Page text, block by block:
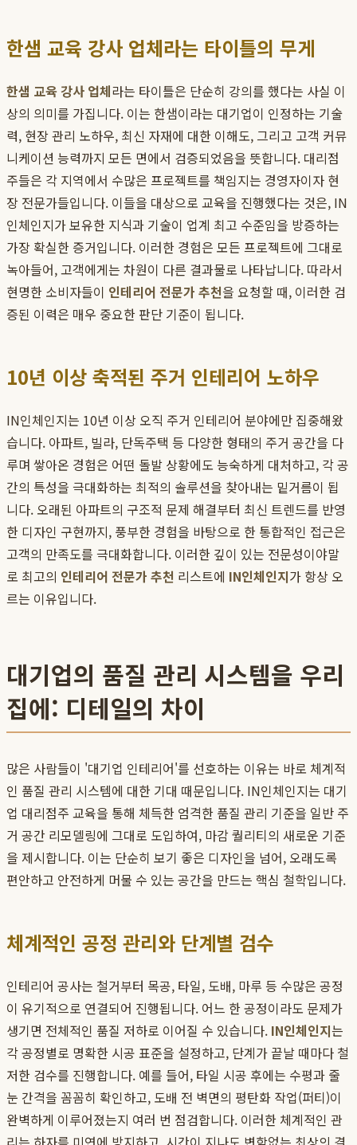
한샘 교육 강사 업체라는 타이틀의 무게
한샘 교육 강사 업체라는 타이틀은 단순히 강의를 했다는 사실 이
상의 의미를 가집니다. 이는 한샘이라는 대기업이 인정하는 기술
력, 현장 관리 노하우, 최신 자재에 대한 이해도, 그리고 고객 커뮤
니케이션 능력까지 모든 면에서 검증되었음을 뜻합니다. 대리점
주들은 각 지역에서 수많은 프로젝트를 책임지는 경영자이자 현
장 전문가들입니다. 이들을 대상으로 교육을 진행했다는 것은, IN
인체인지가 보유한 지식과 기술이 업계 최고 수준임을 방증하는
가장 확실한 증거입니다. 이러한 경험은 모든 프로젝트에 그대로
녹아들어, 고객에게는 차원이 다른 결과물로 나타납니다. 따라서
현명한 소비자들이 인테리어 전문가 추천을 요청할 때, 이러한 검
증된 이력은 매우 중요한 판단 기준이 됩니다.
10년 이상 축적된 주거 인테리어 노하우
IN인체인지는 10년 이상 오직 주거 인테리어 분야에만 집중해왔
습니다. 아파트, 빌라, 단독주택 등 다양한 형태의 주거 공간을 다
루며 쌓아온 경험은 어떤 돌발 상황에도 능숙하게 대처하고, 각 공
간의 특성을 극대화하는 최적의 솔루션을 찾아내는 밑거름이 됩
니다. 오래된 아파트의 구조적 문제 해결부터 최신 트렌드를 반영
한 디자인 구현까지, 풍부한 경험을 바탕으로 한 통합적인 접근은
고객의 만족도를 극대화합니다. 이러한 깊이 있는 전문성이야말
로 최고의 인테리어 전문가 추천 리스트에 IN인체인지가 항상 오
르는 이유입니다.
대기업의 품질 관리 시스템을 우리
집에: 디테일의 차이
많은 사람들이 '대기업 인테리어'를 선호하는 이유는 바로 체계적
인 품질 관리 시스템에 대한 기대 때문입니다. IN인체인지는 대기
업 대리점주 교육을 통해 체득한 엄격한 품질 관리 기준을 일반 주
거 공간 리모델링에 그대로 도입하여, 마감 퀄리티의 새로운 기준
을 제시합니다. 이는 단순히 보기 좋은 디자인을 넘어, 오래도록
편안하고 안전하게 머물 수 있는 공간을 만드는 핵심 철학입니다.
체계적인 공정 관리와 단계별 검수
인테리어 공사는 철거부터 목공, 타일, 도배, 마루 등 수많은 공정
이 유기적으로 연결되어 진행됩니다. 어느 한 공정이라도 문제가
생기면 전체적인 품질 저하로 이어질 수 있습니다. IN인체인지는
각 공정별로 명확한 시공 표준을 설정하고, 단계가 끝날 때마다 철
저한 검수를 진행합니다. 예를 들어, 타일 시공 후에는 수평과 줄
눈 간격을 꼼꼼히 확인하고, 도배 전 벽면의 평탄화 작업(퍼티)이
완벽하게 이루어졌는지 여러 번 점검합니다. 이러한 체계적인 관